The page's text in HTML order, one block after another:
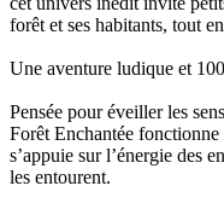
forêt et ses habitants, tout
Une aventure ludique et
Pensée pour éveiller les
Forêt Enchantée
s’appuie sur l’énergie des
les entourent.